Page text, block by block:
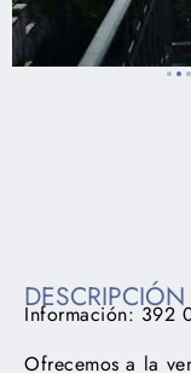
DESCRIPCIÓN
Información: 392
Ofrecemos a la